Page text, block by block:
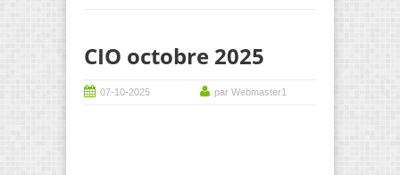
CIO octobre 2025
07-10-2025 par Webmaster1